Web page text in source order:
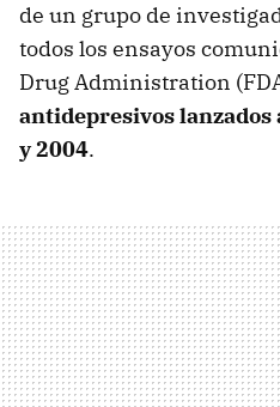
de un grupo de
todos los ensayos
Drug Administration
antidepresivos
y 2004.